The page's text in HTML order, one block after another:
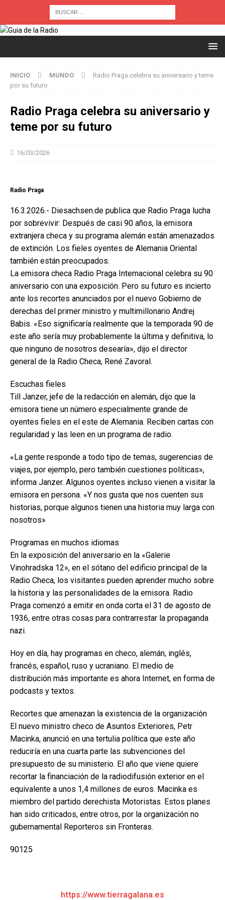
INICIO MUNDO
Radio Praga celebra su aniversario y teme
por su futuro
Radio Praga celebra su aniversario y
teme por su futuro
16/03/2026
Radio Praga
16.3.2026.- Diesachsen.de publica que Radio Praga lucha
por sobrevivir: Después de casi 90 años, la emisora
extranjera checa y su programa alemán están amenazados
de extinción. Los fieles oyentes de Alemania Oriental
también están preocupados.
La emisora checa Radio Praga Internacional celebra su 90
aniversario con una exposición. Pero su futuro es incierto
ante los recortes anunciados por el nuevo Gobierno de
derechas del primer ministro y multimillonario Andrej
Babis. «Eso significaría realmente que la temporada 90 de
este año sería muy probablemente la última y definitiva, lo
que ninguno de nosotros desearía», dijo el director
general de la Radio Checa, René Zavoral.
Escuchas fieles
Till Janzer, jefe de la redacción en alemán, dijo que la
emisora tiene un número especialmente grande de
oyentes fieles en el este de Alemania. Reciben cartas con
regularidad y las leen en un programa de radio.
«La gente responde a todo tipo de temas, sugerencias de
viajes, por ejemplo, pero también cuestiones políticas»,
informa Janzer. Algunos oyentes incluso vienen a visitar la
emisora en persona. «Y nos gusta que nos cuenten sus
historias, porque algunos tienen una historia muy larga con
nosotros»
Programas en muchos idiomas
En la exposición del aniversario en la «Galerie
Vinohradska 12», en el sótano del edificio principal de la
Radio Checa, los visitantes pueden aprender mucho sobre
la historia y las personalidades de la emisora. Radio
Praga comenzó a emitir en onda corta el 31 de agosto de
1936, entre otras cosas para contrarrestar la propaganda
nazi.
Hoy en día, hay programas en checo, alemán, inglés,
francés, español, ruso y ucraniano. El medio de
distribución más importante es ahora Internet, en forma de
podcasts y textos.
Recortes que amenazan la existencia de la organización
El nuevo ministro checo de Asuntos Exteriores, Petr
Macinka, anunció en una tertulia política que este año
reduciría en una cuarta parte las subvenciones del
presupuesto de su ministerio. El año que viene quiere
recortar la financiación de la radiodifusión exterior en el
equivalente a unos 1,4 millones de euros. Macinka es
miembro del partido derechista Motoristas. Estos planes
han sido criticados, entre otros, por la organización no
gubernamental Reporteros sin Fronteras.
90125
https://www.tierragalana.es